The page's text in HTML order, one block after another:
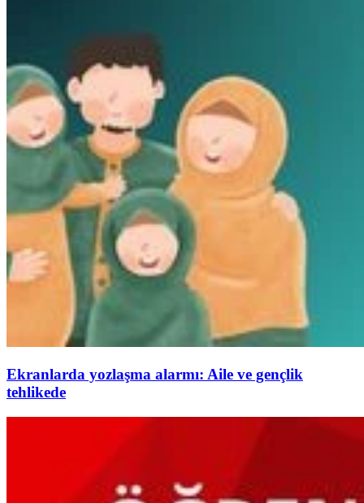
Ekranlarda yozlaşma alarmı: Aile ve gençlik
tehlikede